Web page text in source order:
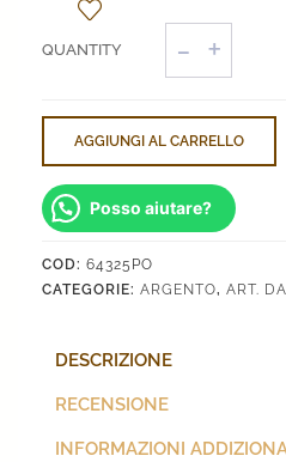
moderno
sacra
quantità
AGGIUNGI AL CARRELLO
Posso aiutare?
COD: 64325PO
CATEGORIE: ARGENTO, ART.
DESCRIZIONE
RECENSIONE
INFORMAZIONI